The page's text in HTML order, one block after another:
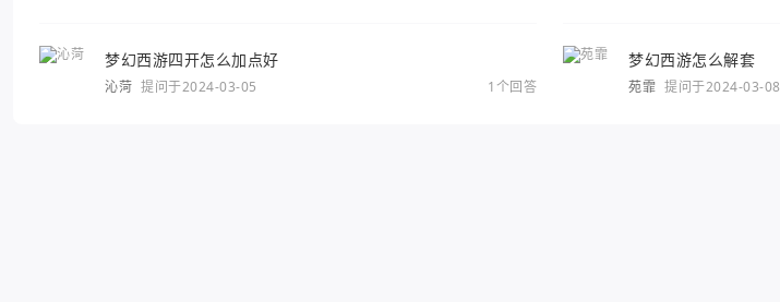
梦幻西游四开怎么加点好
沁菏 提问于2024-03-05 1个回答
梦幻西游怎么解套
苑霏 提问于2024-03-08